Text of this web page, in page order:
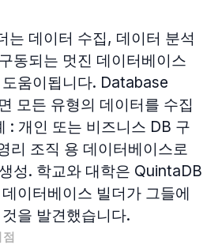
는 데이터 수집, 데이터 분석
동되는 멋진 데이터베이스
움이됩니다. Database
모든 유형의 데이터를 수집
: 개인 또는 비즈니스 DB 구
리 조직 용 데이터베이스로
성. 학교와 대학은 QuintaDB
이터베이스 빌더가 그들에
을 발견했습니다.